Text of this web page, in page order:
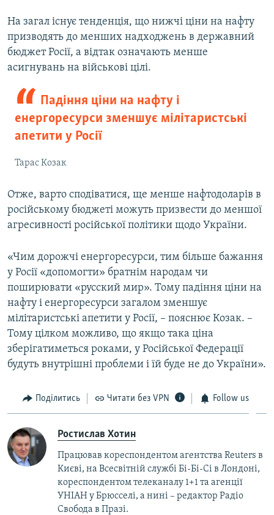
На загал існує тенденція, що нижчі ціни на нафту
призводять до менших надходжень в державний
бюджет Росії, а відтак означають менше
асигнувань на військові цілі.
Падіння ціни на нафту і
енергоресурси зменшує мілітаристські
апетити у Росії
Тарас Козак
Отже, варто сподіватися, ще менше нафтодоларів в
російському бюджеті можуть призвести до меншої
агресивності російської політики щодо України.
«Чим дорожчі енергоресурси, тим більше бажання
у Росії «допомогти» братнім народам чи
поширювати «русский мир». Тому падіння ціни на
нафту і енергоресурси загалом зменшує
мілітаристські апетити у Росії, – пояснює Козак. –
Тому цілком можливо, що якщо така ціна
зберігатиметься роками, у Російської Федерації
будуть внутрішні проблеми і їй буде не до України».
Поділитись Читати без VPN Follow us
Ростислав Хотин
Працював кореспондентом агентства Reuters в
Києві, на Всесвітній службі Бі-Бі-Сі в Лондоні,
кореспондентом телеканалу 1+1 та агенції
УНІАН у Брюсселі, а нині – редактор Радіо
Свобода в Празі.